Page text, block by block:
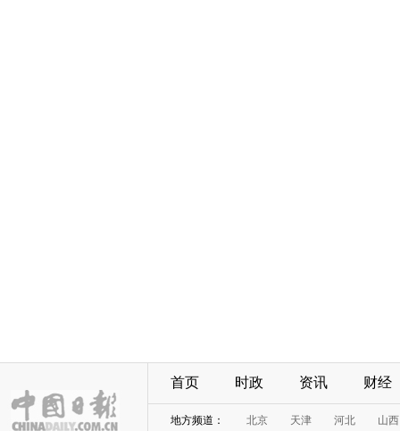
首页 时政 资讯 财经
地方频道： 北京 天津 河北
山西